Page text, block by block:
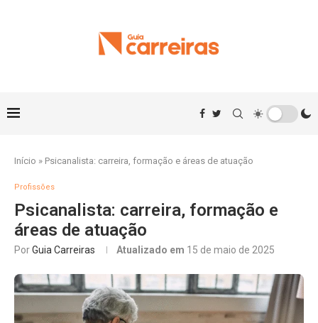
Início » Psicanalista: carreira, formação e áreas de atuação
Profissões
Psicanalista: carreira, formação e
áreas de atuação
PorGuia Carreiras Atualizado em 15 de maio de 2025